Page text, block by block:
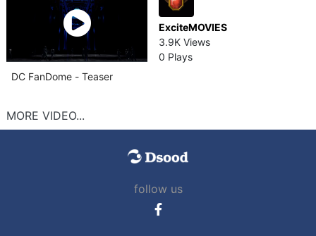
ExciteMOVIES
3.9K Views
0 Plays
DC FanDome - Teaser
MORE VIDEO...
follow us